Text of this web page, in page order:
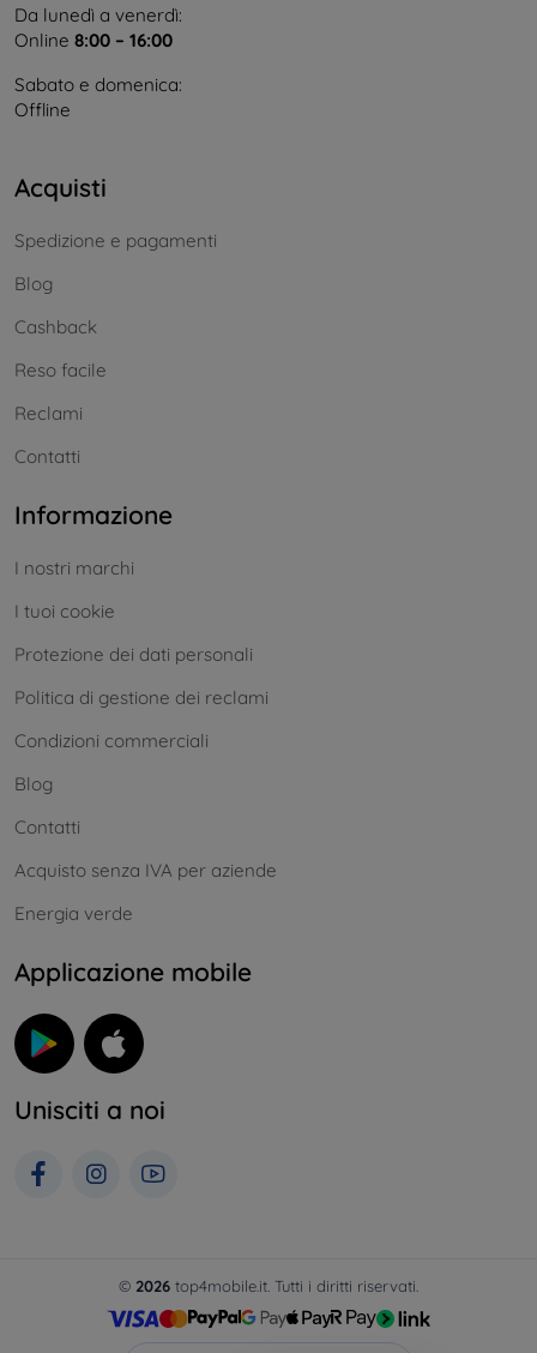
Da lunedì a venerdì:
Online 8:00 – 16:00
Sabato e domenica:
Offline
Acquisti
Spedizione e pagamenti
Blog
Cashback
Reso facile
Reclami
Contatti
Informazione
I nostri marchi
I tuoi cookie
Protezione dei dati personali
Politica di gestione dei reclami
Condizioni commerciali
Blog
Contatti
Acquisto senza IVA per aziende
Energia verde
Applicazione mobile
Unisciti a noi
© 2026 top4mobile.it. Tutti i diritti riservati.